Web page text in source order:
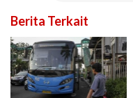
Berita Terkait